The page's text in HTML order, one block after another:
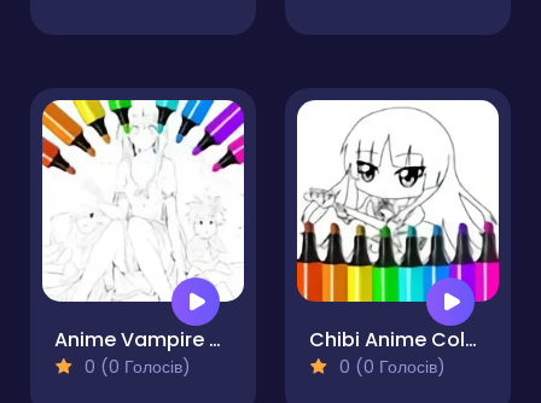
Anime Vampire Girl Coloring Pages
0 (0 Голосів)
Chibi Anime Coloring Pages
0 (0 Голосів)